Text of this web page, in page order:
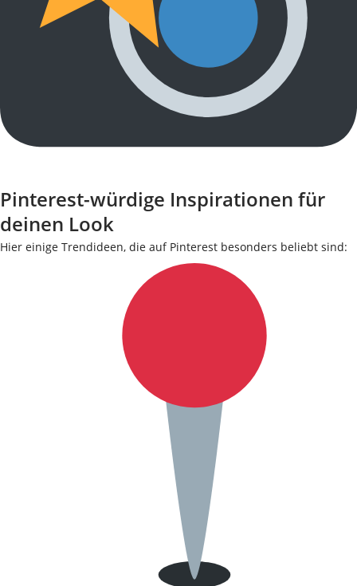
Pinterest-würdige Inspirationen für
deinen Look
Hier einige Trendideen, die auf Pinterest besonders beliebt sind: